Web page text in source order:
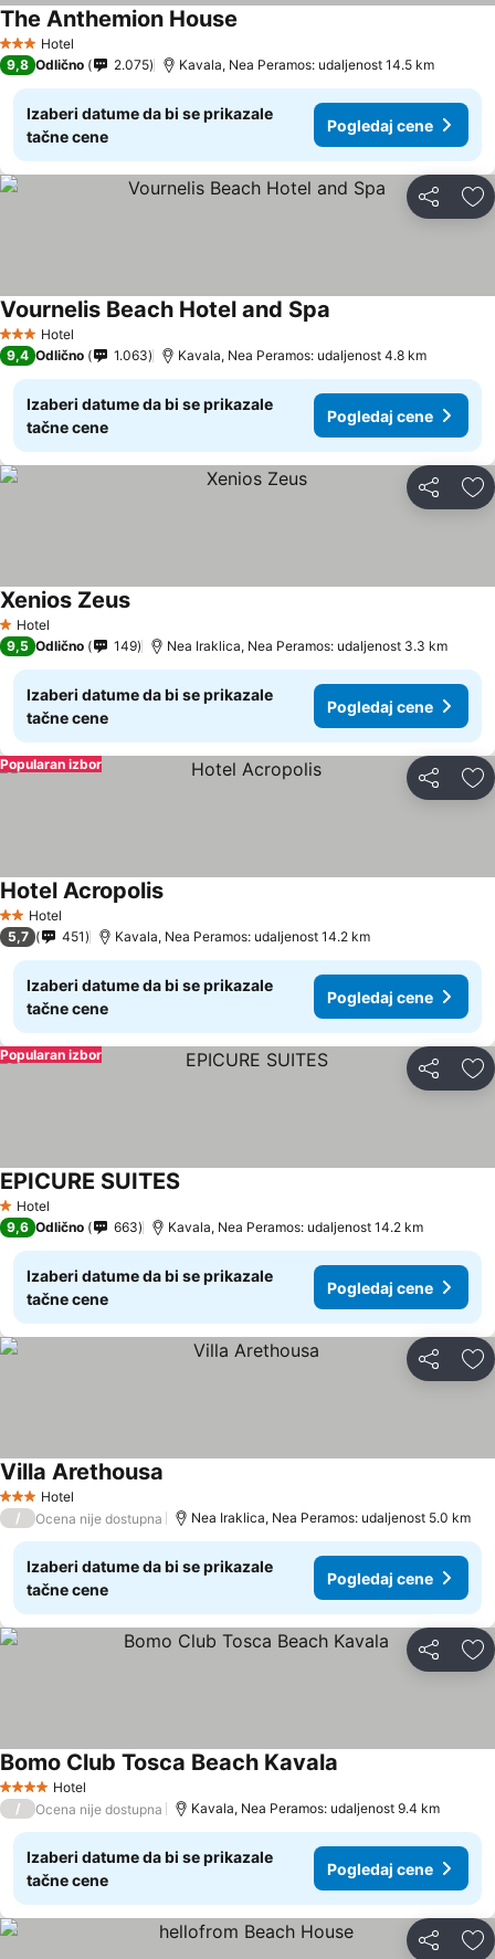
3 Zvezdice
Hotel
The Anthemion House
9,8 Odlično 2.075 Kavala, Nea Peramos: udaljenost 14.5 km
Izaberi datume da bi se prikazale
tačne cene
Pogledaj cene
Deli
3 Zvezdice
Hotel
Vournelis Beach Hotel and Spa
9,4 Odlično 1.063 Kavala, Nea Peramos: udaljenost 4.8 km
Izaberi datume da bi se prikazale
tačne cene
Pogledaj cene
Deli
1 Zvezdice
Hotel
Xenios ZeusPogledaj cene
9,5 Odlično 149 Nea Iraklica, Nea Peramos: udaljenost 3.3 km
Izaberi datume da bi se prikazale
tačne cene
Pogledaj cene
Deli
Popularan izbor
2 Zvezdice
Hotel
Hotel AcropolisPogledaj cene
5,7 451 Kavala, Nea Peramos: udaljenost 14.2 km
Izaberi datume da bi se prikazale
tačne cene
Pogledaj cene
Deli
Popularan izbor
1 Zvezdice
Hotel
EPICURE SUITES
9,6 Odlično 663 Kavala, Nea Peramos: udaljenost 14.2 km
Izaberi datume da bi se prikazale
tačne cene
Pogledaj cene
Deli
3 Zvezdice
Hotel
Villa Arethousa
/ Ocena nije dostupna Nea Iraklica, Nea Peramos: udaljenost 5.0 km
Izaberi datume da bi se prikazale
tačne cene
Pogledaj cene
Deli
4 ZvezdiceHotel
Bomo Club Tosca Beach Kavala
/ Ocena nije dostupna Kavala, Nea Peramos: udaljenost 9.4 km
Izaberi datume da bi se prikazale
tačne cene
Pogledaj cene
Deli